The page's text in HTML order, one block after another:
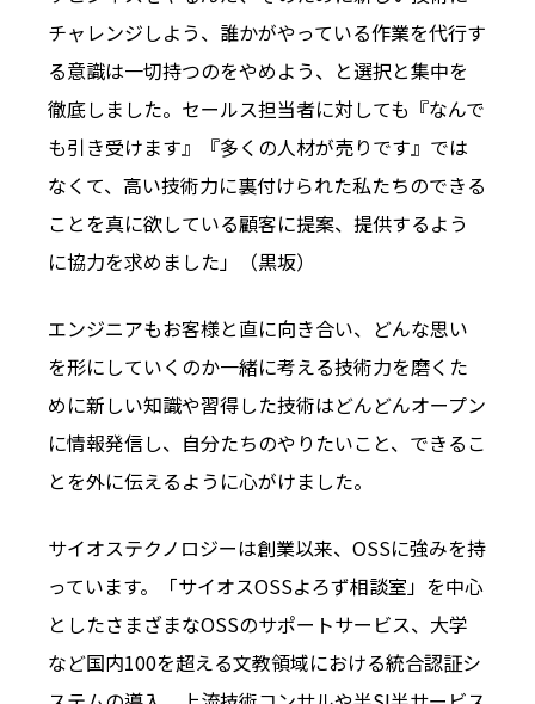
チャレンジしよう、誰かがやっている作業を代行す
る意識は一切持つのをやめよう、と選択と集中を
徹底しました。セールス担当者に対しても『なんで
も引き受けます』『多くの人材が売りです』では
なくて、高い技術力に裏付けられた私たちのできる
ことを真に欲している顧客に提案、提供するよう
に協力を求めました」（黒坂）
エンジニアもお客様と直に向き合い、どんな思い
を形にしていくのか一緒に考える技術力を磨くた
めに新しい知識や習得した技術はどんどんオープン
に情報発信し、自分たちのやりたいこと、できるこ
とを外に伝えるように心がけました。
サイオステクノロジーは創業以来、OSSに強みを持
っています。「サイオスOSSよろず相談室」を中心
としたさまざまなOSSのサポートサービス、大学
など国内100を超える文教領域における統合認証シ